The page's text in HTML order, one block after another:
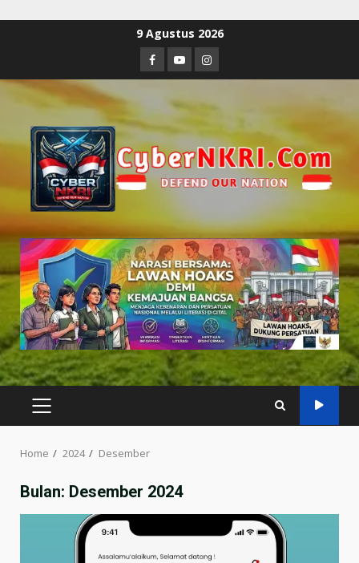
9 Agustus 2026
Home 2024 Desember
Bulan: Desember 2024